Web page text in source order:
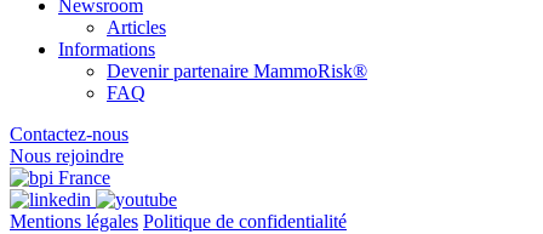
Newsroom
Articles
Informations
Devenir partenaire MammoRisk®
FAQ
Contactez-nous
Nous rejoindre
Mentions légales Politique de confidentialité